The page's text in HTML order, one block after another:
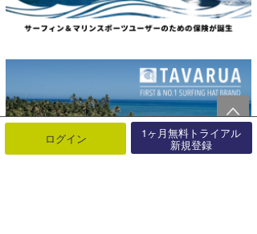
ログイン 1ヶ月無料トライアル
新規登録